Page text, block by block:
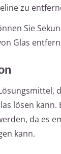
zu
Sie
Glas
lösen kann.
da es
kann.